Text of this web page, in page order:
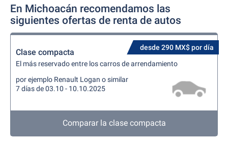
En Michoacán recomendamos las
siguientes ofertas de renta de autos
desde 290 MX$ por día
Clase compacta
El más reservado entre los carros de arrendamiento
por ejemplo Renault Logan o similar
7 días de 03.10 - 10.10.2025
Comparar la clase compacta